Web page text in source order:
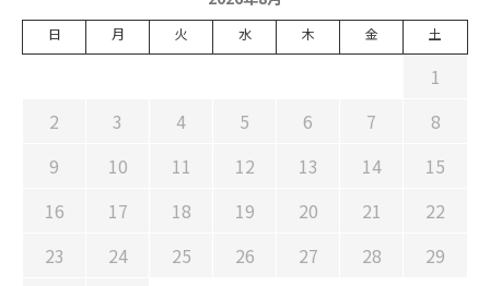
日 月 火 水 木 金 土
1
2
3 4 5 6 7
8
9
10 11 12 13 14
15
16
17 18 19 20 21
22
23
24 25 26 27 28
29